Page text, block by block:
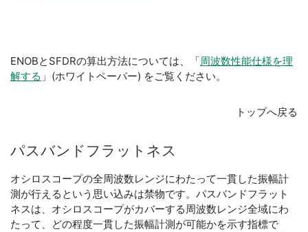
ENOBとSFDRの算出方法については、「周波数性能仕様を理
解する 」(ホワイトペーパー) をご覧ください。
トップへ戻る
パスバンド フラット ネス
オシロスコープの全周波数レンジにわたって一貫した振幅計
測が行えるという思い込みは禁物です。パスバンドフラット
ネスは、オシロスコープがカバーする周波数レンジ全域にわ
たって、どの程度一貫した振幅計測が可能かを示す指標で